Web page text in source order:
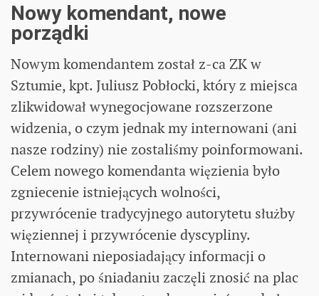
Nowy komendant, nowe
porządki
Nowym komendantem został z-ca ZK w
Sztumie, kpt. Juliusz Pobłocki, który z miejsca
zlikwidował wynegocjowane rozszerzone
widzenia, o czym jednak my internowani (ani
nasze rodziny) nie zostaliśmy poinformowani.
Celem nowego komendanta więzienia było
zgniecenie istniejących wolności,
przywrócenie tradycyjnego autorytetu służby
więziennej i przywrócenie dyscypliny.
Internowani nieposiadający informacji o
zmianach, po śniadaniu zaczęli znosić na plac